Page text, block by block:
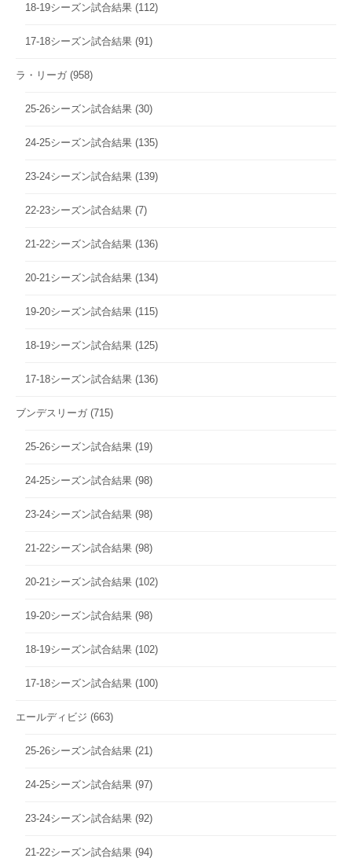
18-19シーズン試合結果 (112)
17-18シーズン試合結果 (91)
ラ・リーガ (958)
25-26シーズン試合結果 (30)
24-25シーズン試合結果 (135)
23-24シーズン試合結果 (139)
22-23シーズン試合結果 (7)
21-22シーズン試合結果 (136)
20-21シーズン試合結果 (134)
19-20シーズン試合結果 (115)
18-19シーズン試合結果 (125)
17-18シーズン試合結果 (136)
ブンデスリーガ (715)
25-26シーズン試合結果 (19)
24-25シーズン試合結果 (98)
23-24シーズン試合結果 (98)
21-22シーズン試合結果 (98)
20-21シーズン試合結果 (102)
19-20シーズン試合結果 (98)
18-19シーズン試合結果 (102)
17-18シーズン試合結果 (100)
エールディビジ (663)
25-26シーズン試合結果 (21)
24-25シーズン試合結果 (97)
23-24シーズン試合結果 (92)
21-22シーズン試合結果 (94)